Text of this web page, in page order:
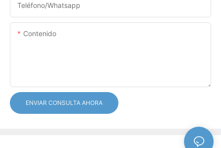
Teléfono/whatsapp
Contenido
ENVIAR CONSULTA AHORA